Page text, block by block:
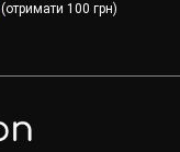
(отримати 100 грн)